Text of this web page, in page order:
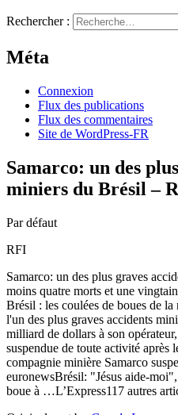
Rechercher :
Méta
Connexion
Flux des publications
Flux des commentaires
Site de WordPress-FR
Samarco: un des
miniers du Brésil –
Par défaut
RFI
Samarco: un des plus graves
moins quatre morts et une
Brésil : les coulées de boues de
l'un des plus graves accidents
milliard de dollars à son
suspendue de toute activité
compagnie minière Samarco
euronewsBrésil: "Jésus aide-
boue à …L’Express117 autres